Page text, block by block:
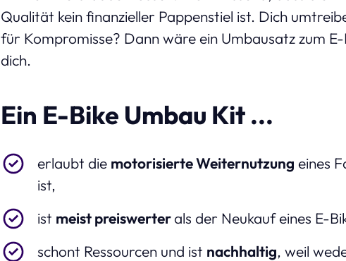
Qualität kein finanzieller Pappenstiel ist. Dich
für Kompromisse? Dann wäre ein Umbausatz zum E-
dich.
Ein E-Bike Umbau Kit ...
erlaubt die motorisierte Weiternutzung eines
ist,
ist meist preiswerterals der Neukauf eines E-
schont Ressourcen und ist nachhaltig, weil